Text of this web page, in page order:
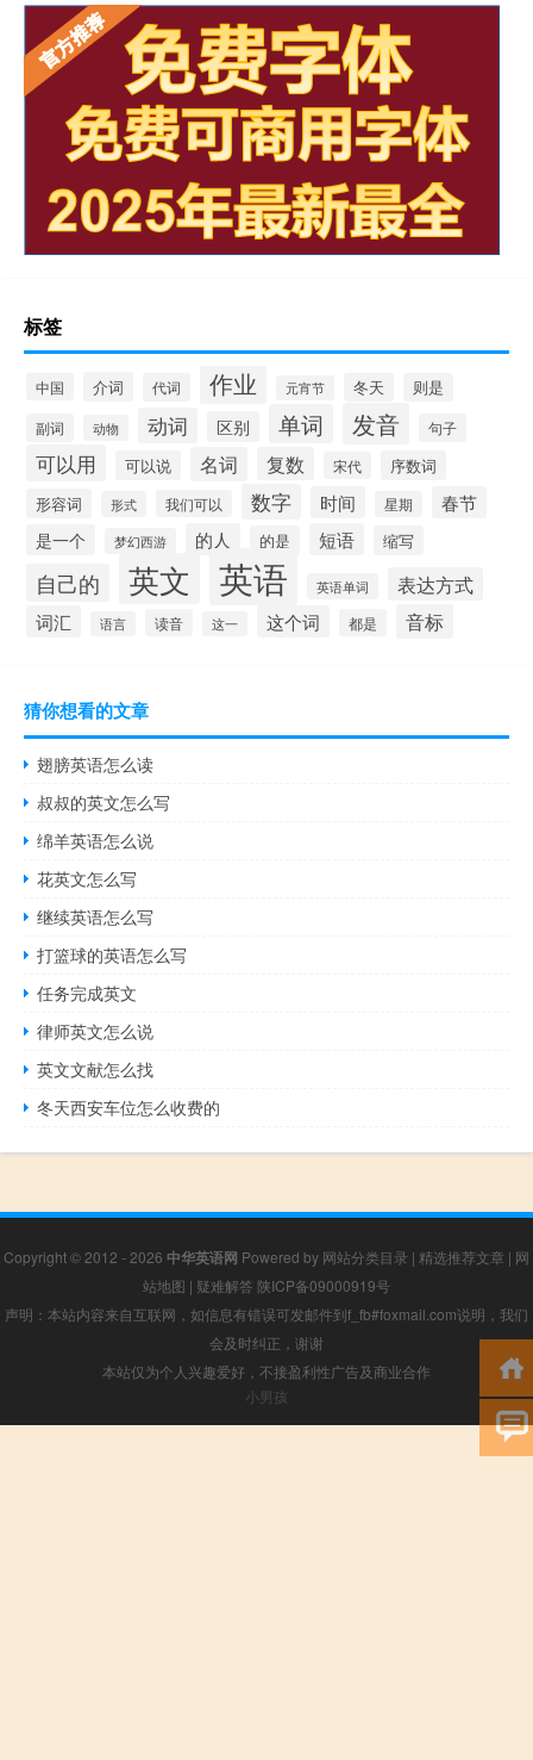
标签
中国 介词 代词 作业 元宵节 冬天
则是
副词
动物 动词 区别 单词 发音 句子
可以用 可以说 名词 复数 宋代
序数词
形容词
形式 我们可以 数字 时间 星期 春节
是一个 梦幻西游 的人 的是 短语 缩写
自己的 英文 英语 英语单词 表达方式
词汇 语言 读音 这一 这个词 都是 音标
猜你想看的文章
翅膀英语怎么读
叔叔的英文怎么写
绵羊英语怎么说
花英文怎么写
继续英语怎么写
打篮球的英语怎么写
任务完成英文
律师英文怎么说
英文文献怎么找
冬天西安车位怎么收费的
Copyright © 2012 - 2026 中华英语网 Powered by 网站分类目录 | 精选推荐文章 | 网
站地图 | 疑难解答 陕ICP备09000919号
声明：本站内容来自互联网，如信息有错误可发邮件到f_fb#foxmail.com说明，我们
会及时纠正，谢谢
本站仅为个人兴趣爱好，不接盈利性广告及商业合作
小男孩